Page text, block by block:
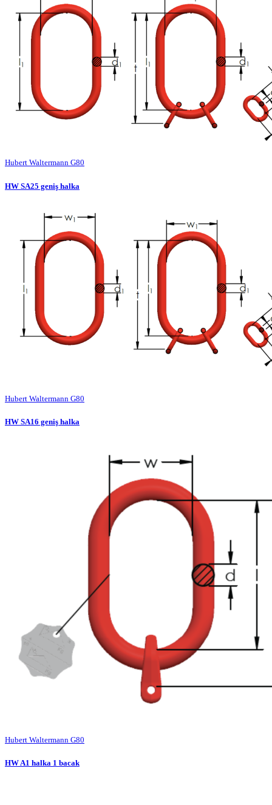
Hubert Waltermann G80
HW SA25 geniş halka
Hubert Waltermann G80
HW SA16 geniş halka
Hubert Waltermann G80
HW A1 halka 1 bacak